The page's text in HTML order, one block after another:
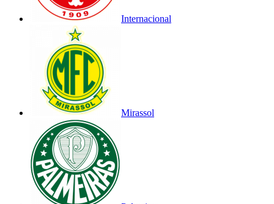
Internacional
Mirassol